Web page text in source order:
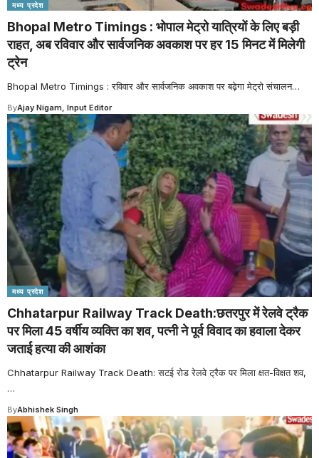
मध्य प्रदेश
Bhopal Metro Timings : भोपाल मेट्रो यात्रियों के लिए बड़ी
राहत, अब रविवार और सार्वजनिक अवकाश पर हर 15 मिनट में मिलेगी
ट्रेन
Bhopal Metro Timings : रविवार और सार्वजनिक अवकाश पर बढ़ेगा मेट्रो संचालन…
ByAjay Nigam, Input Editor
मध्य प्रदेश
Chhatarpur Railway Track Death:छतरपुर में रेलवे ट्रैक
पर मिला 45 वर्षीय व्यक्ति का शव, पत्नी ने पूर्व विवाद का हवाला देकर
जताई हत्या की आशंका
Chhatarpur Railway Track Death: सटई रोड रेलवे ट्रैक पर मिला क्षत-विक्षत शव,
…
ByAbhishek Singh